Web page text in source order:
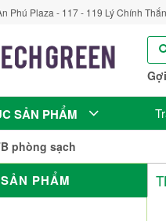
Phú Plaza - 117 - 119 Lý Chính
SẢN PHẨM
phòng sạch
PHẨM